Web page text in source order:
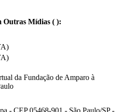
Outras Mídias ( ):
da Fundação de Amparo à
- CEP 05468-901 - São Paulo/SP -